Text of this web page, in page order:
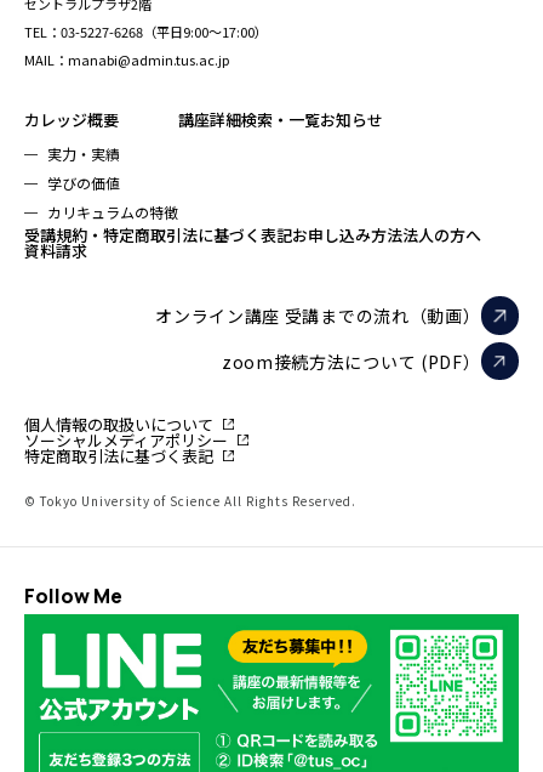
セントラルプラザ2階
TEL：03-5227-6268（平日9:00～17:00）
MAIL：manabi@admin.tus.ac.jp
カレッジ概要
実力・実績
学びの価値
カリキュラムの特徴
講座詳細検索・一覧お知らせ
受講規約・特定商取引法に基づく表記お申し込み方法法人の方へ
資料請求
オンライン講座 受講までの流れ（動画）
zoom接続方法について (PDF）
個人情報の取扱いについて
ソーシャルメディアポリシー
特定商取引法に基づく表記
© Tokyo University of Science All Rights Reserved.
Follow Me